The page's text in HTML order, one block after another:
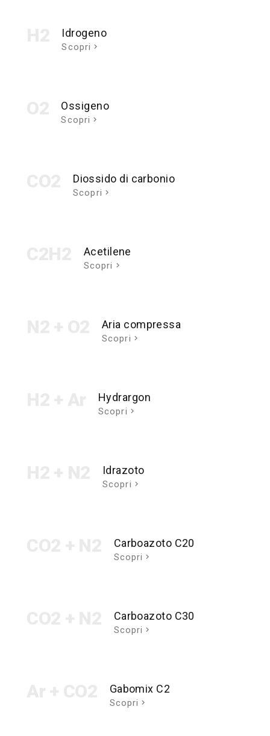
Idrogeno
Scopri
Ossigeno
Scopri
Diossido di carbonio
Scopri
Acetilene
Scopri
Aria compressa
Scopri
Hydrargon
Scopri
Idrazoto
Scopri
Carboazoto C20
Scopri
Carboazoto C30
Scopri
Gabomix C2
Scopri